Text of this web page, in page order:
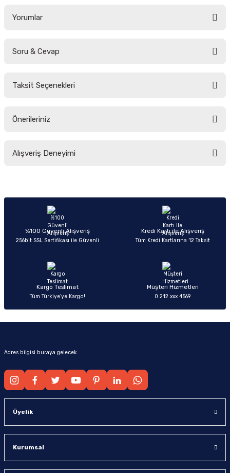
Yorumlar
Soru & Cevap
Taksit Seçenekleri
Önerileriniz
yetersiz gördüğünüz noktaları öneri formunu kullanarak tarafımıza
Ürün açıklamasında eksik bilgiler bulunuyor.
Ürün bilgilerinde hatalar bulunuyor.
Ürün fiyatı diğer sitelerden daha pahalı.
Alışveriş Deneyimi
Sitemize ilk yorumu siz yapın!
%100 Güvenli Alışveriş
256bit SSL Sertifikası ile Güvenli
Kredi Kartı ile Alışveriş
Tüm Kredi Kartlarına 12 Taksit
Kargo Teslimat
Tüm Türkiye’ye Kargo!
Müşteri Hizmetleri
0 212 xxx 4569
Adres bilgisi buraya gelecek.
Üyelik
Kurumsal